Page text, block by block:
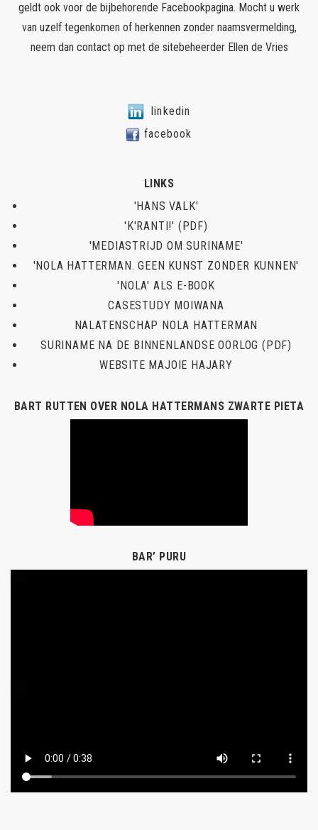
geldt ook voor de bijbehorende Facebookpagina. Mocht u werk
van uzelf tegenkomen of herkennen zonder naamsvermelding,
neem dan contact op met de sitebeheerder Ellen de Vries
linkedin
facebook
LINKS
'HANS VALK'
'K'RANTI!' (PDF)
'MEDIASTRIJD OM SURINAME'
'NOLA HATTERMAN. GEEN KUNST ZONDER KUNNEN'
'NOLA' ALS E-BOOK
CASESTUDY MOIWANA
NALATENSCHAP NOLA HATTERMAN
SURINAME NA DE BINNENLANDSE OORLOG (PDF)
WEBSITE MAJOIE HAJARY
BART RUTTEN OVER NOLA HATTERMANS ZWARTE PIETA
BAR’ PURU